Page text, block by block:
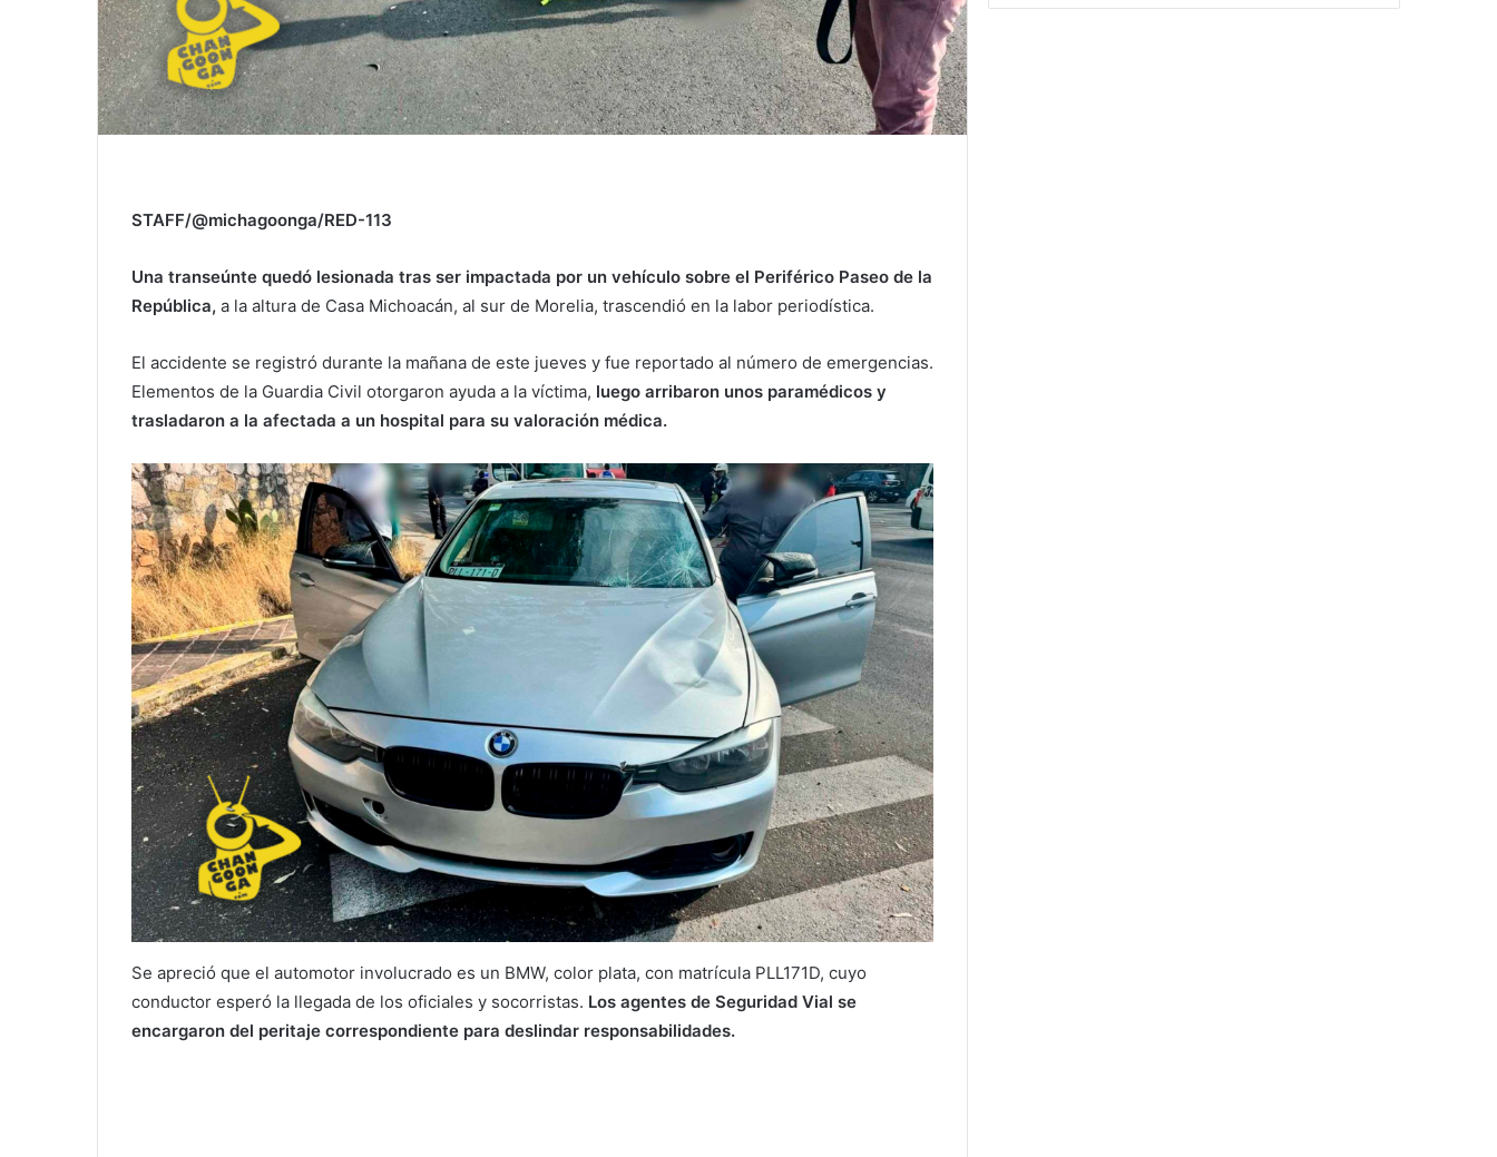
STAFF/@michagoonga/RED-113
Una transeúnte quedó lesionada tras ser impactada por un vehículo sobre el Periférico Paseo de la
República, a la altura de Casa Michoacán, al sur de Morelia, trascendió en la labor periodística.
El accidente se registró durante la mañana de este jueves y fue reportado al número de emergencias.
Elementos de la Guardia Civil otorgaron ayuda a la víctima, luego arribaron unos paramédicos y
trasladaron a la afectada a un hospital para su valoración médica.
Se apreció que el automotor involucrado es un BMW, color plata, con matrícula PLL171D, cuyo
conductor esperó la llegada de los oficiales y socorristas. Los agentes de Seguridad Vial se
encargaron del peritaje correspondiente para deslindar responsabilidades.